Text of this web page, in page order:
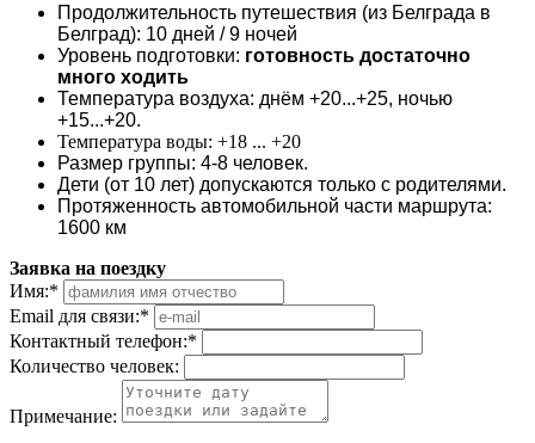
Продолжительность путешествия (из Белграда в
Белград): 10 дней / 9 ночей
Уровень подготовки: готовность достаточно
много ходить
Температура воздуха: днём +20...+25, ночью
+15...+20.
Температура воды: +18 ... +20
Размер группы: 4-8 человек.
Дети (от 10 лет) допускаются только с родителями.
Протяженность автомобильной части маршрута:
1600 км
Заявка на поездку
Имя:*
Email для связи:*
Контактный телефон:*
Количество человек:
Примечание: